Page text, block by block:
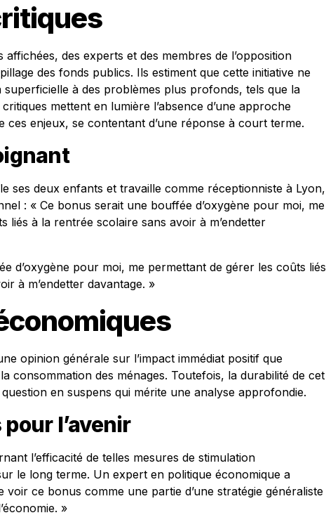
des experts et des membres de l’opposition
des fonds publics. Ils estiment que cette initiative ne
superficielle à des problèmes plus profonds, tels que la
mettent en lumière l’absence d’une approche
enjeux, se contentant d’une réponse à court terme.
ses deux enfants et travaille comme réceptionniste à Lyon,
: « Ce bonus serait une bouffée d’oxygène pour moi, me
liés à la rentrée scolaire sans avoir à m’endetter
d’oxygène pour moi, me permettant de gérer les coûts liés
à m’endetter davantage. »
opinion générale sur l’impact immédiat positif que
consommation des ménages. Toutefois, la durabilité de cet
en suspens qui mérite une analyse approfondie.
l’avenir
l’efficacité de telles mesures de stimulation
le long terme. Un expert en politique économique a
voir ce bonus comme une partie d’une stratégie généraliste
»